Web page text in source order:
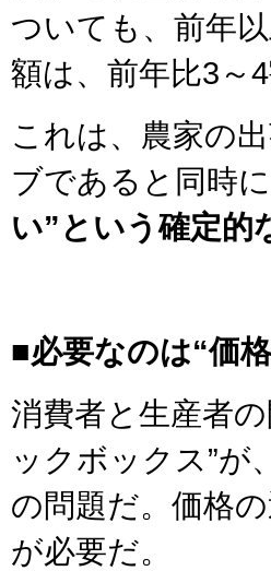
ついても、前年
額は、前年比3～
これは、農家の
ブであると同時
い”という確定的
■必要なのは“価
消費者と生産者
ックボックス”が
の問題だ。価格
が必要だ。